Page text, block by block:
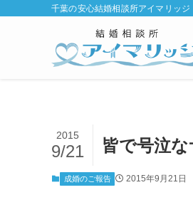
千葉の安心結婚相談所アイマリッ
皆で号泣な
2015
9/21
成婚のご報告 2015年9月21日